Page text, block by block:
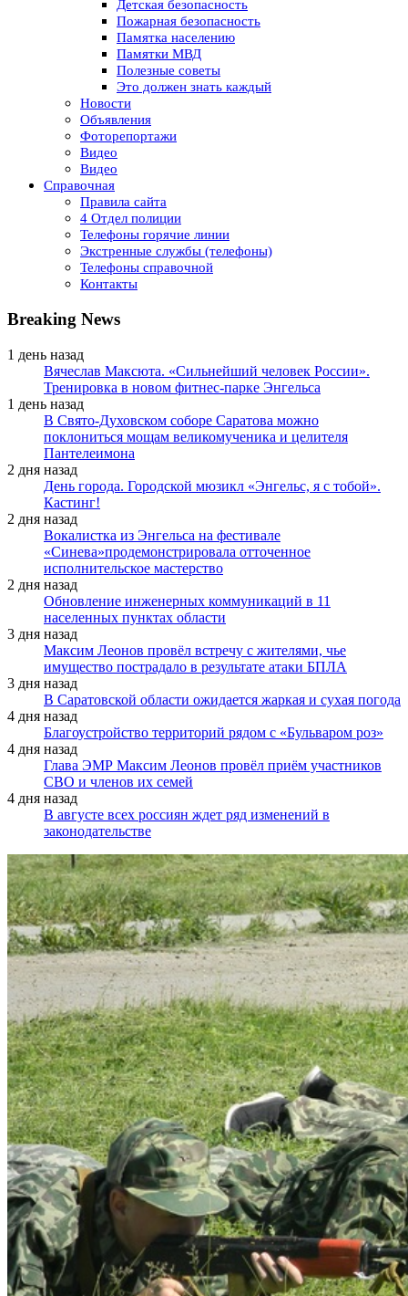
Детская безопасность
Пожарная безопасность
Памятка населению
Памятки МВД
Полезные советы
Это должен знать каждый
Новости
Объявления
Фоторепортажи
Видео
Видео
Справочная
Правила сайта
4 Отдел полиции
Телефоны горячие линии
Экстренные службы (телефоны)
Телефоны справочной
Контакты
Breaking News
1 день назад
Вячеслав Максюта. «Сильнейший человек России».
Тренировка в новом фитнес-парке Энгельса
1 день назад
В Свято-Духовском соборе Саратова можно
поклониться мощам великомученика и целителя
Пантелеимона
2 дня назад
День города. Городской мюзикл «Энгельс, я с тобой».
Кастинг!
2 дня назад
Вокалистка из Энгельса на фестивале
«Синева»продемонстрировала отточенное
исполнительское мастерство
2 дня назад
Обновление инженерных коммуникаций в 11
населенных пунктах области
3 дня назад
Максим Леонов провёл встречу с жителями, чье
имущество пострадало в результате атаки БПЛА
3 дня назад
В Саратовской области ожидается жаркая и сухая погода
4 дня назад
Благоустройство территорий рядом с «Бульваром роз»
4 дня назад
Глава ЭМР Максим Леонов провёл приём участников
СВО и членов их семей
4 дня назад
В августе всех россиян ждет ряд изменений в
законодательстве